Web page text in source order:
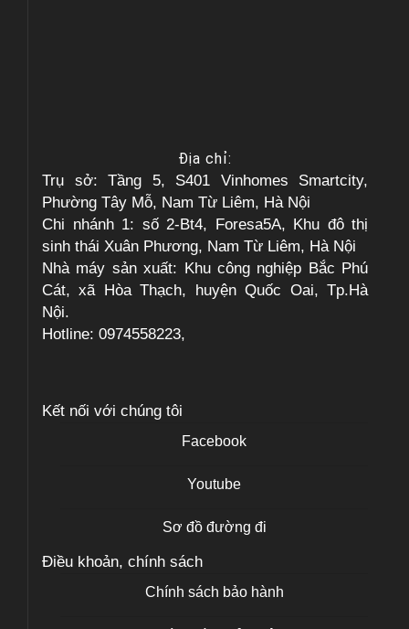
Địa chỉ:
Trụ sở: Tầng 5, S401 Vinhomes Smartcity,
Phường Tây Mỗ, Nam Từ Liêm, Hà Nội
Chi nhánh 1: số 2-Bt4, Foresa5A, Khu đô thị
sinh thái Xuân Phương, Nam Từ Liêm, Hà Nội
Nhà máy sản xuất: Khu công nghiệp Bắc Phú
Cát, xã Hòa Thạch, huyện Quốc Oai, Tp.Hà
Nội.
Hotline: 0974558223,
Kết nối với chúng tôi
Facebook
Youtube
Sơ đồ đường đi
Điều khoản, chính sách
Chính sách bảo hành